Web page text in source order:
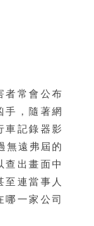
者常會公布
手，隨著網
車記錄器影
無遠弗屆的
查出畫面中
至連當事人
哪一家公司